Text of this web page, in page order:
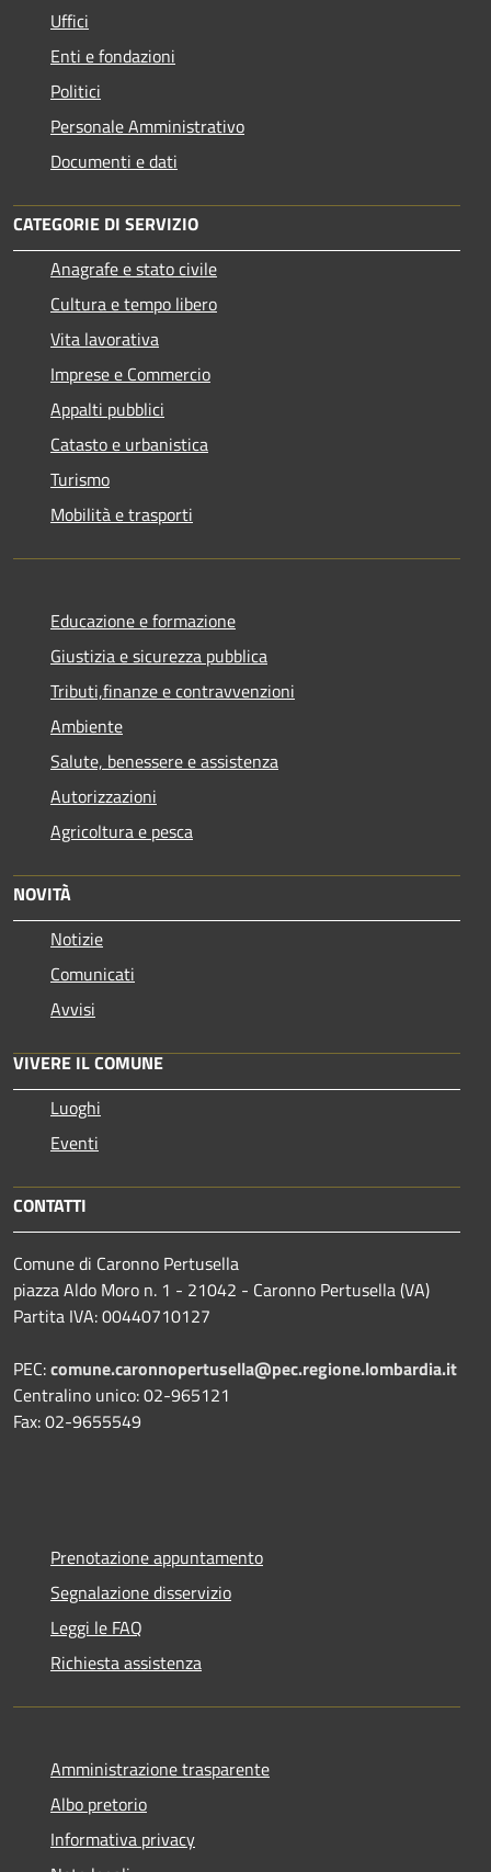
Uffici
Enti e fondazioni
Politici
Personale Amministrativo
Documenti e dati
CATEGORIE DI SERVIZIO
Anagrafe e stato civile
Cultura e tempo libero
Vita lavorativa
Imprese e Commercio
Appalti pubblici
Catasto e urbanistica
Turismo
Mobilità e trasporti
Educazione e formazione
Giustizia e sicurezza pubblica
Tributi,finanze e contravvenzioni
Ambiente
Salute, benessere e assistenza
Autorizzazioni
Agricoltura e pesca
NOVITÀ
Notizie
Comunicati
Avvisi
VIVERE IL COMUNE
Luoghi
Eventi
CONTATTI
Comune di Caronno Pertusella
piazza Aldo Moro n. 1 - 21042 - Caronno Pertusella (VA)
Partita IVA: 00440710127
PEC:comune.caronnopertusella@pec.regione.lombardia.it
Centralino unico: 02-965121
Fax: 02-9655549
Prenotazione appuntamento
Segnalazione disservizio
Leggi le FAQ
Richiesta assistenza
Amministrazione trasparente
Albo pretorio
Informativa privacy